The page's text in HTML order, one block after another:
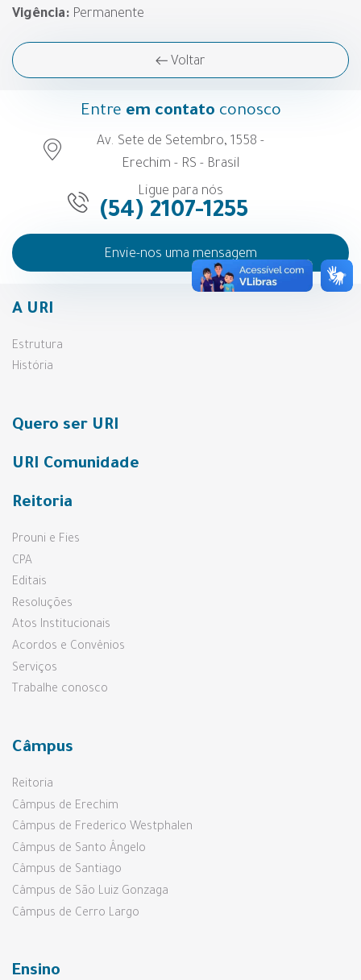
Vigência: Permanente
Voltar
Entre em contato conosco
Av. Sete de Setembro, 1558 -
Erechim - RS - Brasil
Ligue para nós
(54) 2107-1255
Envie-nos uma mensagem
A URI
Estrutura
História
Quero ser URI
URI Comunidade
Reitoria
Prouni e Fies
CPA
Editais
Resoluções
Atos Institucionais
Acordos e Convênios
Serviços
Trabalhe conosco
Câmpus
Reitoria
Câmpus de Erechim
Câmpus de Frederico Westphalen
Câmpus de Santo Ângelo
Câmpus de Santiago
Câmpus de São Luiz Gonzaga
Câmpus de Cerro Largo
Ensino